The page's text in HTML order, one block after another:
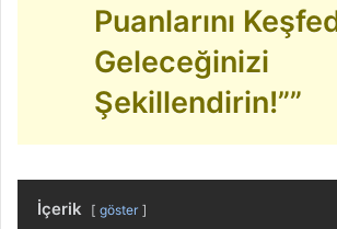
Puanlarını
Geleceğinizi
Şekillendirin!””
İçerik göster